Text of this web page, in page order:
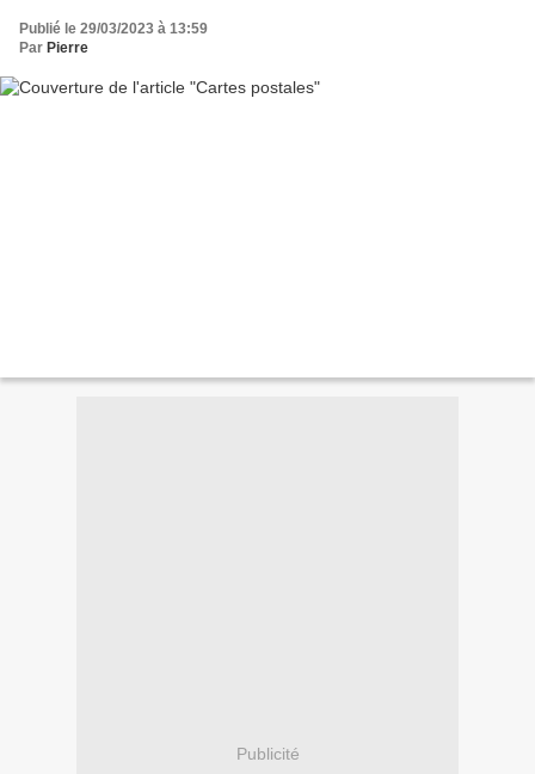
Publié le 29/03/2023 à 13:59
Par Pierre
Publicité